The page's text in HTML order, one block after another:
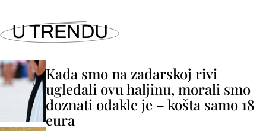
U TRENDU
Kada smo na zadarskoj rivi
ugledali ovu haljinu, morali smo
doznati odakle je – košta samo 18
eura